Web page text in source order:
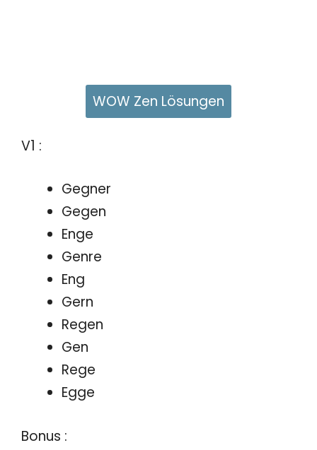
WOW Zen Lösungen
V1 :
Gegner
Gegen
Enge
Genre
Eng
Gern
Regen
Gen
Rege
Egge
Bonus :